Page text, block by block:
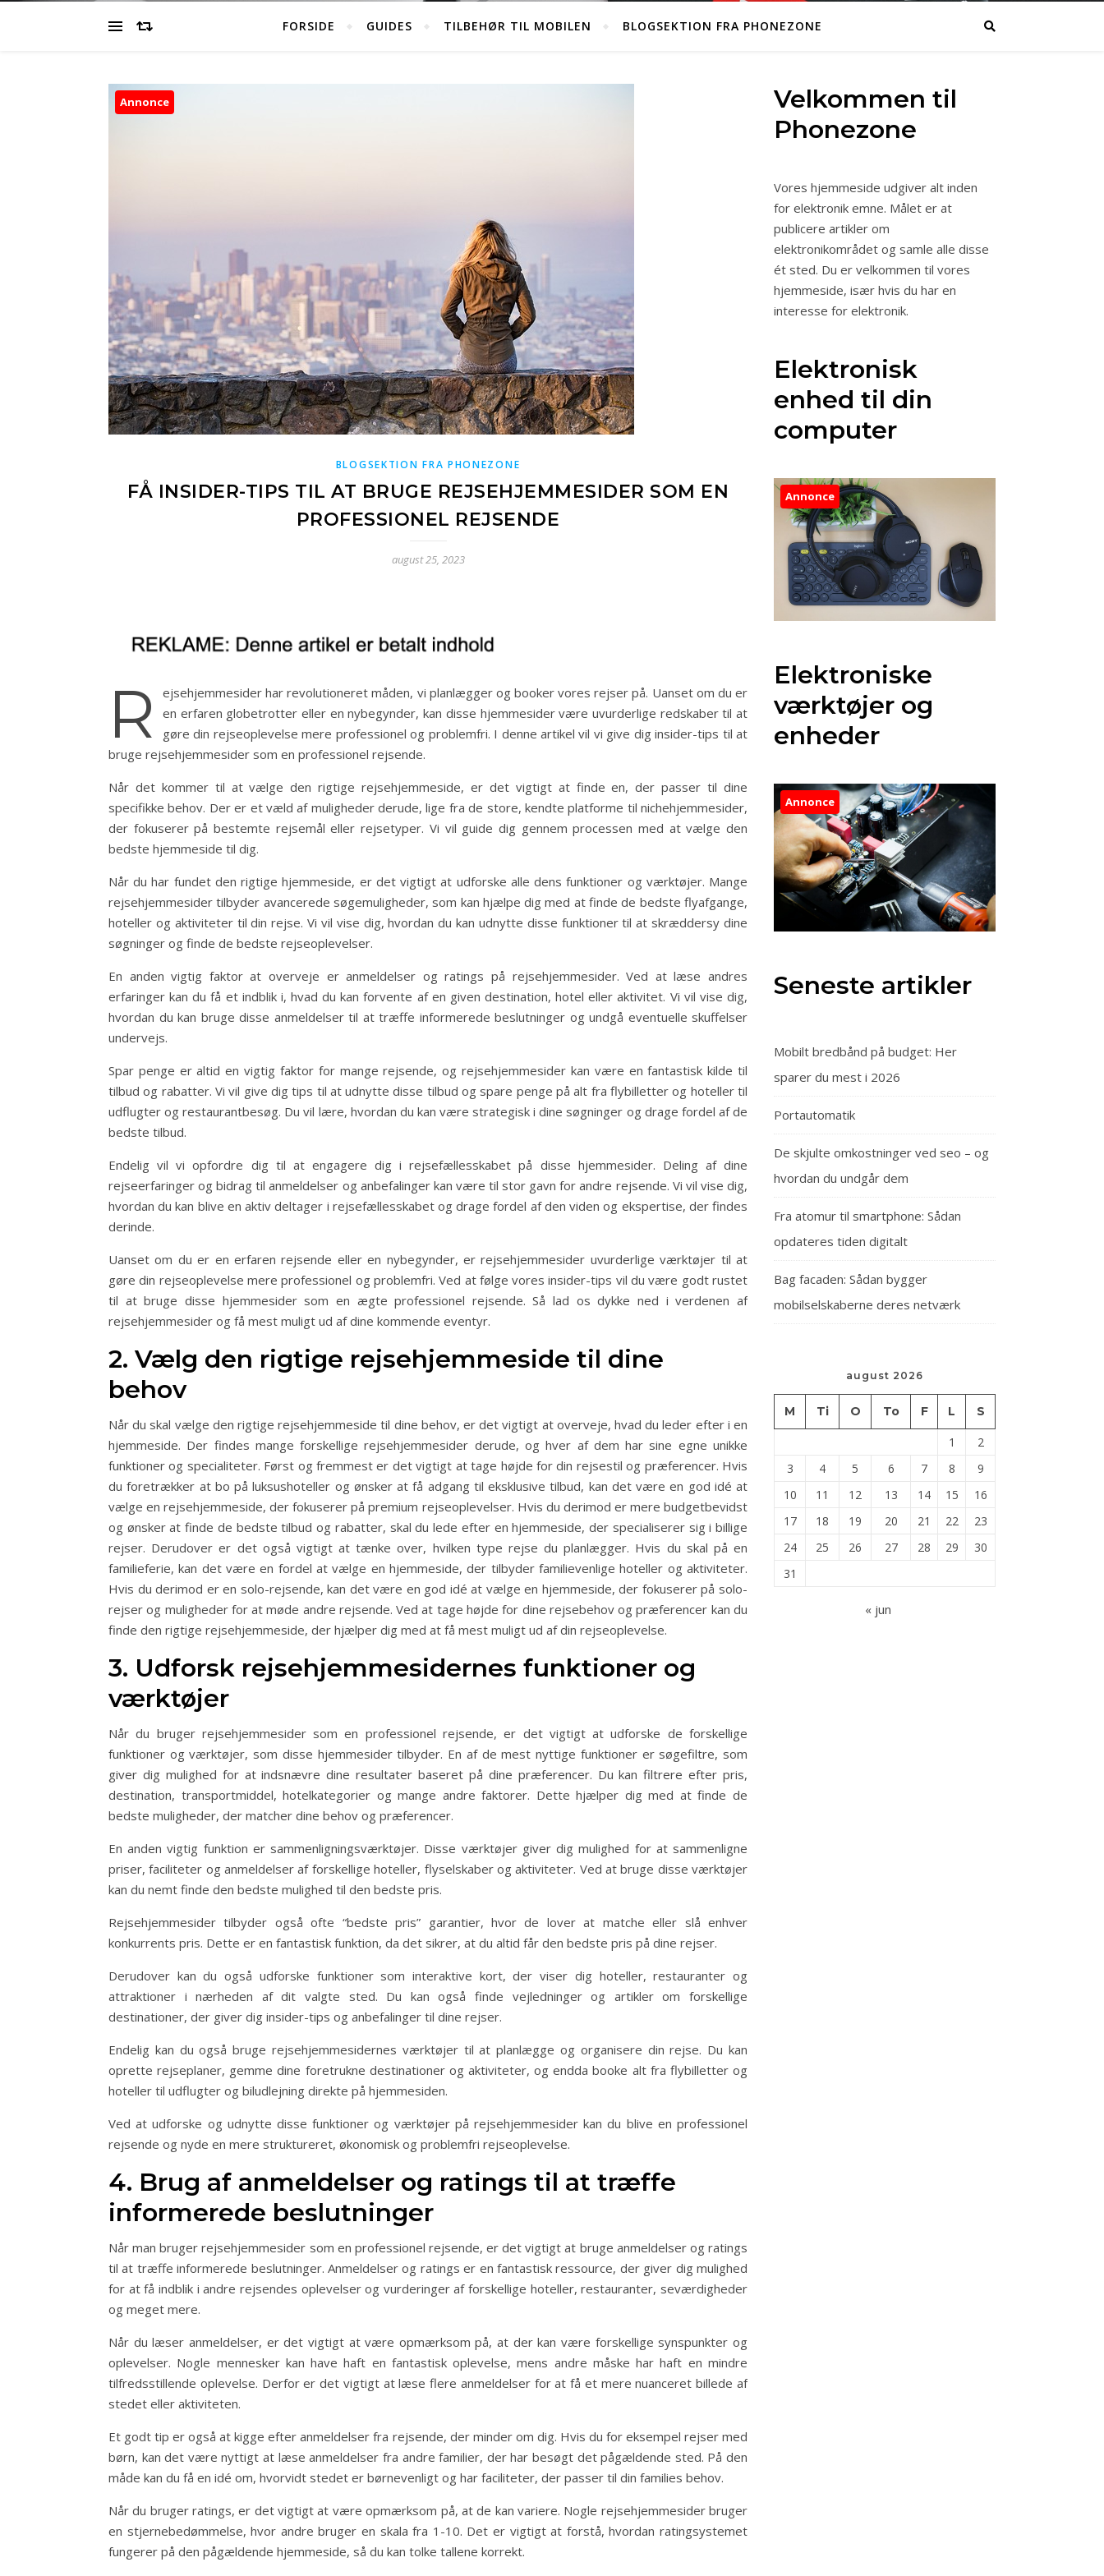
FORSIDE GUIDES TILBEHØR TIL MOBILEN BLOGSEKTION FRA PHONEZONE
Annonce
BLOGSEKTION FRA PHONEZONE
FÅ INSIDER-TIPS TIL AT BRUGE REJSEHJEMMESIDER SOM EN
PROFESSIONEL REJSENDE
august 25, 2023
R
ejsehjemmesider har revolutioneret måden, vi planlægger og booker vores rejser på. Uanset om du er
en erfaren globetrotter eller en nybegynder, kan disse hjemmesider være uvurderlige redskaber til at
gøre din rejseoplevelse mere professionel og problemfri. I denne artikel vil vi give dig insider-tips til at
bruge rejsehjemmesider som en professionel rejsende.
Når det kommer til at vælge den rigtige rejsehjemmeside, er det vigtigt at finde en, der passer til dine
specifikke behov. Der er et væld af muligheder derude, lige fra de store, kendte platforme til nichehjemmesider,
der fokuserer på bestemte rejsemål eller rejsetyper. Vi vil guide dig gennem processen med at vælge den
bedste hjemmeside til dig.
Når du har fundet den rigtige hjemmeside, er det vigtigt at udforske alle dens funktioner og værktøjer. Mange
rejsehjemmesider tilbyder avancerede søgemuligheder, som kan hjælpe dig med at finde de bedste flyafgange,
hoteller og aktiviteter til din rejse. Vi vil vise dig, hvordan du kan udnytte disse funktioner til at skræddersy dine
søgninger og finde de bedste rejseoplevelser.
En anden vigtig faktor at overveje er anmeldelser og ratings på rejsehjemmesider. Ved at læse andres
erfaringer kan du få et indblik i, hvad du kan forvente af en given destination, hotel eller aktivitet. Vi vil vise dig,
hvordan du kan bruge disse anmeldelser til at træffe informerede beslutninger og undgå eventuelle skuffelser
undervejs.
Spar penge er altid en vigtig faktor for mange rejsende, og rejsehjemmesider kan være en fantastisk kilde til
tilbud og rabatter. Vi vil give dig tips til at udnytte disse tilbud og spare penge på alt fra flybilletter og hoteller til
udflugter og restaurantbesøg. Du vil lære, hvordan du kan være strategisk i dine søgninger og drage fordel af de
bedste tilbud.
Endelig vil vi opfordre dig til at engagere dig i rejsefællesskabet på disse hjemmesider. Deling af dine
rejseerfaringer og bidrag til anmeldelser og anbefalinger kan være til stor gavn for andre rejsende. Vi vil vise dig,
hvordan du kan blive en aktiv deltager i rejsefællesskabet og drage fordel af den viden og ekspertise, der findes
derinde.
Uanset om du er en erfaren rejsende eller en nybegynder, er rejsehjemmesider uvurderlige værktøjer til at
gøre din rejseoplevelse mere professionel og problemfri. Ved at følge vores insider-tips vil du være godt rustet
til at bruge disse hjemmesider som en ægte professionel rejsende. Så lad os dykke ned i verdenen af
rejsehjemmesider og få mest muligt ud af dine kommende eventyr.
2. Vælg den rigtige rejsehjemmeside til dine
behov
Når du skal vælge den rigtige rejsehjemmeside til dine behov, er det vigtigt at overveje, hvad du leder efter i en
hjemmeside. Der findes mange forskellige rejsehjemmesider derude, og hver af dem har sine egne unikke
funktioner og specialiteter. Først og fremmest er det vigtigt at tage højde for din rejsestil og præferencer. Hvis
du foretrækker at bo på luksushoteller og ønsker at få adgang til eksklusive tilbud, kan det være en god idé at
vælge en rejsehjemmeside, der fokuserer på premium rejseoplevelser. Hvis du derimod er mere budgetbevidst
og ønsker at finde de bedste tilbud og rabatter, skal du lede efter en hjemmeside, der specialiserer sig i billige
rejser. Derudover er det også vigtigt at tænke over, hvilken type rejse du planlægger. Hvis du skal på en
familieferie, kan det være en fordel at vælge en hjemmeside, der tilbyder familievenlige hoteller og aktiviteter.
Hvis du derimod er en solo-rejsende, kan det være en god idé at vælge en hjemmeside, der fokuserer på solo-
rejser og muligheder for at møde andre rejsende. Ved at tage højde for dine rejsebehov og præferencer kan du
finde den rigtige rejsehjemmeside, der hjælper dig med at få mest muligt ud af din rejseoplevelse.
3. Udforsk rejsehjemmesidernes funktioner og
værktøjer
Når du bruger rejsehjemmesider som en professionel rejsende, er det vigtigt at udforske de forskellige
funktioner og værktøjer, som disse hjemmesider tilbyder. En af de mest nyttige funktioner er søgefiltre, som
giver dig mulighed for at indsnævre dine resultater baseret på dine præferencer. Du kan filtrere efter pris,
destination, transportmiddel, hotelkategorier og mange andre faktorer. Dette hjælper dig med at finde de
bedste muligheder, der matcher dine behov og præferencer.
En anden vigtig funktion er sammenligningsværktøjer. Disse værktøjer giver dig mulighed for at sammenligne
priser, faciliteter og anmeldelser af forskellige hoteller, flyselskaber og aktiviteter. Ved at bruge disse værktøjer
kan du nemt finde den bedste mulighed til den bedste pris.
Rejsehjemmesider tilbyder også ofte “bedste pris” garantier, hvor de lover at matche eller slå enhver
konkurrents pris. Dette er en fantastisk funktion, da det sikrer, at du altid får den bedste pris på dine rejser.
Derudover kan du også udforske funktioner som interaktive kort, der viser dig hoteller, restauranter og
attraktioner i nærheden af dit valgte sted. Du kan også finde vejledninger og artikler om forskellige
destinationer, der giver dig insider-tips og anbefalinger til dine rejser.
Endelig kan du også bruge rejsehjemmesidernes værktøjer til at planlægge og organisere din rejse. Du kan
oprette rejseplaner, gemme dine foretrukne destinationer og aktiviteter, og endda booke alt fra flybilletter og
hoteller til udflugter og biludlejning direkte på hjemmesiden.
Ved at udforske og udnytte disse funktioner og værktøjer på rejsehjemmesider kan du blive en professionel
rejsende og nyde en mere struktureret, økonomisk og problemfri rejseoplevelse.
4. Brug af anmeldelser og ratings til at træffe
informerede beslutninger
Når man bruger rejsehjemmesider som en professionel rejsende, er det vigtigt at bruge anmeldelser og ratings
til at træffe informerede beslutninger. Anmeldelser og ratings er en fantastisk ressource, der giver dig mulighed
for at få indblik i andre rejsendes oplevelser og vurderinger af forskellige hoteller, restauranter, seværdigheder
og meget mere.
Når du læser anmeldelser, er det vigtigt at være opmærksom på, at der kan være forskellige synspunkter og
oplevelser. Nogle mennesker kan have haft en fantastisk oplevelse, mens andre måske har haft en mindre
tilfredsstillende oplevelse. Derfor er det vigtigt at læse flere anmeldelser for at få et mere nuanceret billede af
stedet eller aktiviteten.
Et godt tip er også at kigge efter anmeldelser fra rejsende, der minder om dig. Hvis du for eksempel rejser med
børn, kan det være nyttigt at læse anmeldelser fra andre familier, der har besøgt det pågældende sted. På den
måde kan du få en idé om, hvorvidt stedet er børnevenligt og har faciliteter, der passer til din families behov.
Når du bruger ratings, er det vigtigt at være opmærksom på, at de kan variere. Nogle rejsehjemmesider bruger
en stjernebedømmelse, hvor andre bruger en skala fra 1-10. Det er vigtigt at forstå, hvordan ratingsystemet
fungerer på den pågældende hjemmeside, så du kan tolke tallene korrekt.
Velkommen til
Phonezone
Vores hjemmeside udgiver alt inden
for elektronik emne. Målet er at
publicere artikler om
elektronikområdet og samle alle disse
ét sted. Du er velkommen til vores
hjemmeside, især hvis du har en
interesse for elektronik.
Elektronisk
enhed til din
computer
Annonce
Elektroniske
værktøjer og
enheder
Annonce
Seneste artikler
Mobilt bredbånd på budget: Her
sparer du mest i 2026
Portautomatik
De skjulte omkostninger ved seo – og
hvordan du undgår dem
Fra atomur til smartphone: Sådan
opdateres tiden digitalt
Bag facaden: Sådan bygger
mobilselskaberne deres netværk
august 2026
M Ti O To F L S
1
2
3
4 5 6 7 8
9
10
11 12 13 14 15
16
17
18 19 20 21 22
23
24
25 26 27 28 29
30
31
« jun